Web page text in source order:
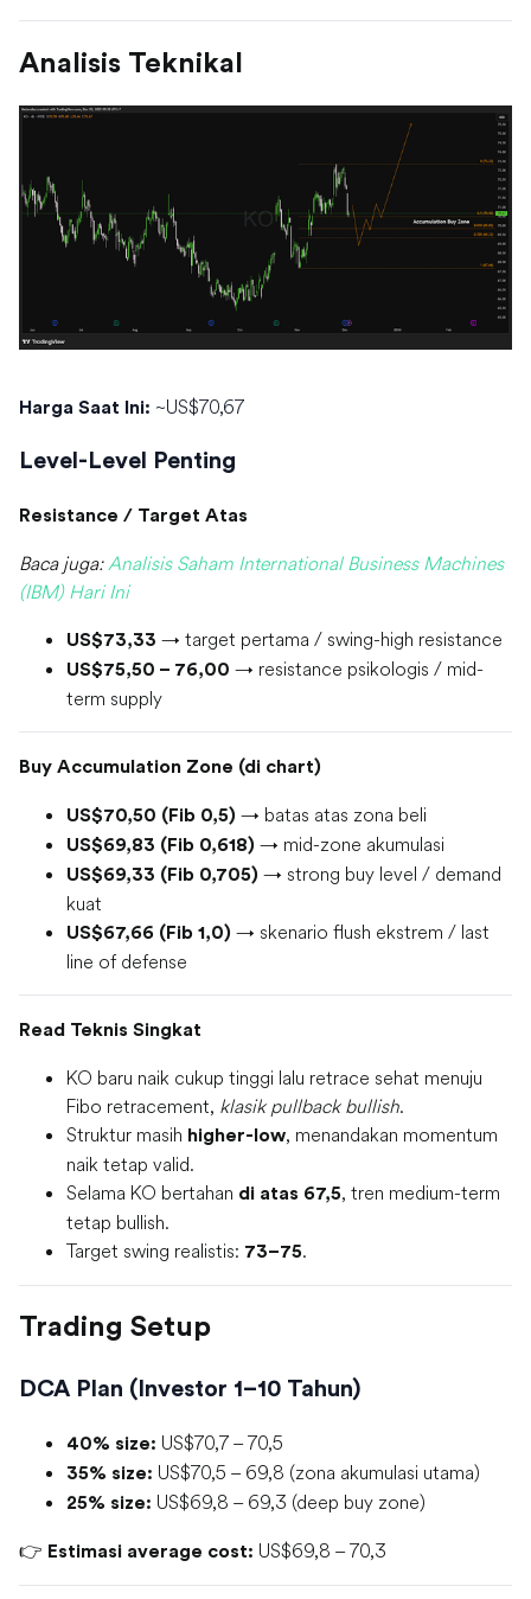
Analisis Teknikal
Harga Saat Ini: ~US$70,67
Level-Level Penting
Resistance / Target Atas
Baca juga: Analisis Saham International Business Machines
(IBM) Hari Ini
US$73,33 → target pertama / swing-high resistance
US$75,50 – 76,00 → resistance psikologis / mid-
term supply
Buy Accumulation Zone (di chart)
US$70,50 (Fib 0,5) → batas atas zona beli
US$69,83 (Fib 0,618) → mid-zone akumulasi
US$69,33 (Fib 0,705) → strong buy level / demand
kuat
US$67,66 (Fib 1,0) → skenario flush ekstrem / last
line of defense
Read Teknis Singkat
KO baru naik cukup tinggi lalu retrace sehat menuju
Fibo retracement, klasik pullback bullish.
Struktur masih higher-low, menandakan momentum
naik tetap valid.
Selama KO bertahan di atas 67,5, tren medium-term
tetap bullish.
Target swing realistis: 73–75.
Trading Setup
DCA Plan (Investor 1–10 Tahun)
40% size: US$70,7 – 70,5
35% size: US$70,5 – 69,8 (zona akumulasi utama)
25% size: US$69,8 – 69,3 (deep buy zone)
👉 Estimasi average cost: US$69,8 – 70,3